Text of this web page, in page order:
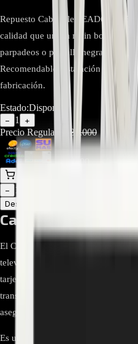
Repuesto Cable Flex
calidad que une la main board con
parpadeos o pantalla negra.
Recomendable instalación
fabricación.
Estado:Disponible
− 1 +
Precio Regular: 34.000
23.800
−
1
Descripción
Cable Flex
El Cable Flex EAD63990503 es
televisores LG para la
tarjeta T-Con (o módulo de panel,
transportar señales de video y
asegurando imagen estable y
Es un repuesto de reemplazo